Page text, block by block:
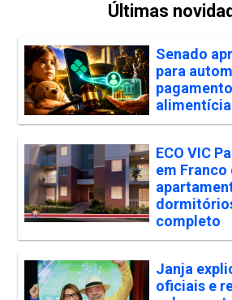
Últimas
Senado
para
alimentícia
ECO VIC
em Franco
completo
Janja
oficiais e